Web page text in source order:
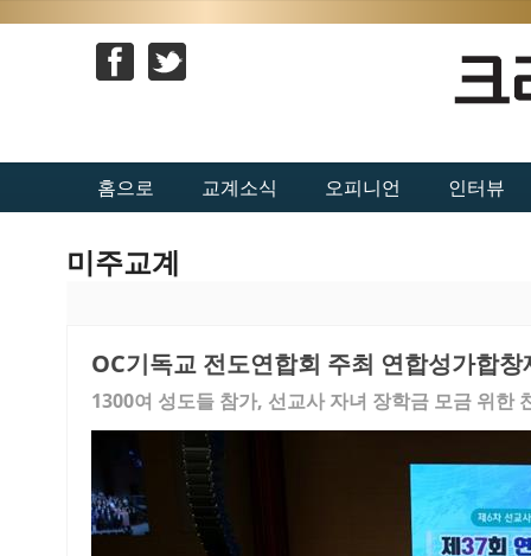
홈으로 교계소식 오피니언 인터뷰
미주교계
OC기독교 전도연합회 주최 연합성가합
1300여 성도들 참가, 선교사 자녀 장학금 모금 위한